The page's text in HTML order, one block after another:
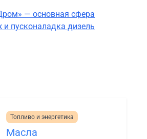
— основная сфера
пусконаладка дизель
Топливо и энергетика
Масла